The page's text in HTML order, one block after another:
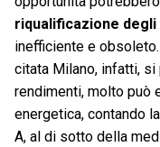
riqualificazione
inefficiente e
citata Milano, infatti, si
rendimenti, molto può
energetica, contando
A, al di sotto della